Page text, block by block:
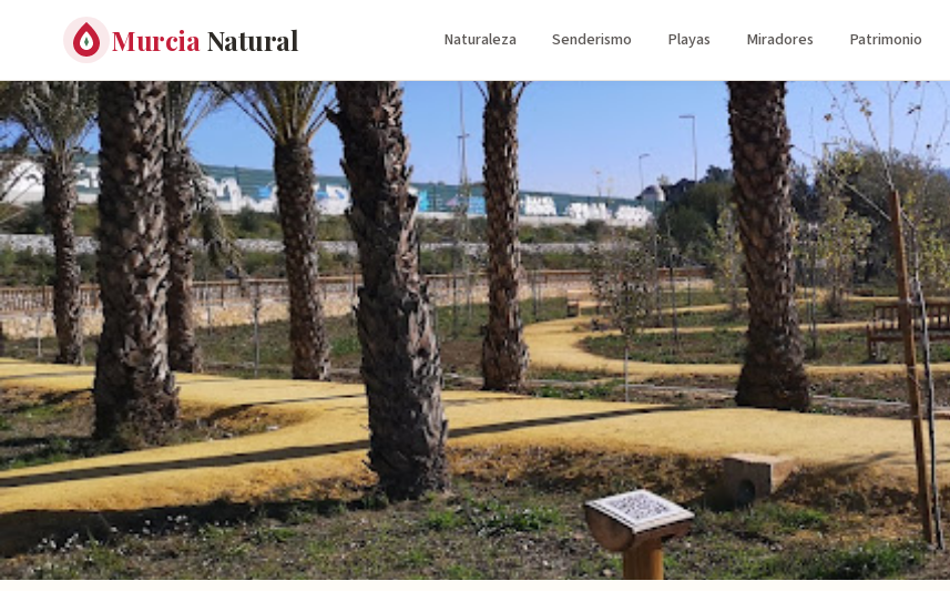
Murcia Natural Naturaleza Senderismo Playas Miradores Patrimonio